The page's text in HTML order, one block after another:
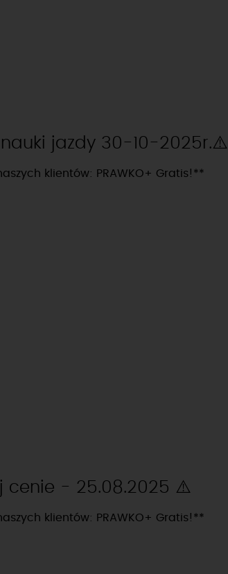
jazdy 30-10-2025r.⚠️
klientów: PRAWKO+ Gratis!**
cenie - 25.08.2025 ⚠️
klientów: PRAWKO+ Gratis!**